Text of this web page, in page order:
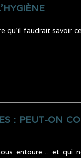
qu’il faudrait savoir
: PEUT-ON
entoure… et qui